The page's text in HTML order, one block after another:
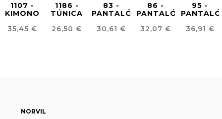
1107 -
KIMONO
MUJER
Precio
35,45 €
1186 -
TÚNICA
UNISEX
Precio
26,50 €
83 -
PANTALÓN
UNISEX
Precio
30,61 €
86 -
PANTALÓN
UNISEX
Precio
32,07 €
95 -
FIT
Precio
36,91 €
NORVIL